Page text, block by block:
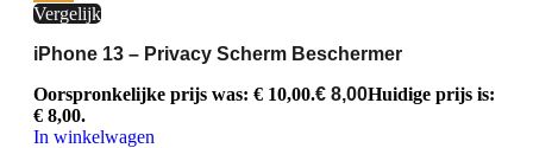
Vergelijk
iPhone 13 – Privacy Scherm Beschermer
Oorspronkelijke prijs was: € 10,00.€ 8,00Huidige prijs is:
€ 8,00.
In winkelwagen